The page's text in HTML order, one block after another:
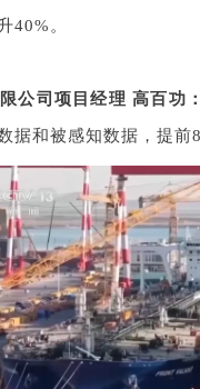
40%。
公司项目经理 高百功
据和被感知数据，提前